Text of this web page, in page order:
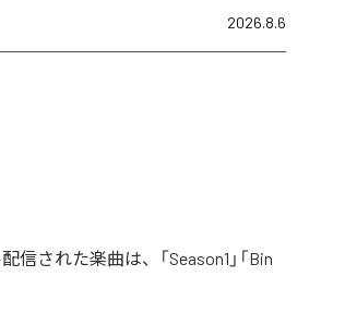
2026.8.6
された楽曲は、「Season1」「Bin